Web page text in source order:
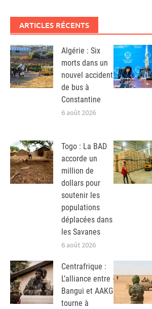
ARTICLES RÉCENTS
Algérie : Six
morts dans un
nouvel accident
de bus à
Constantine
6 août 2026
Togo : La BAD
accorde un
million de
dollars pour
soutenir les
populations
déplacées dans
les Savanes
6 août 2026
Centrafrique :
L’alliance entre
Bangui et AAKG
tourne à